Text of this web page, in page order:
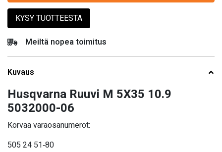
KYSY TUOTTEESTA
Meiltä nopea toimitus
Kuvaus
Husqvarna Ruuvi M 5X35 10.9
5032000-06
Korvaa varaosanumerot:
505 24 51‑80